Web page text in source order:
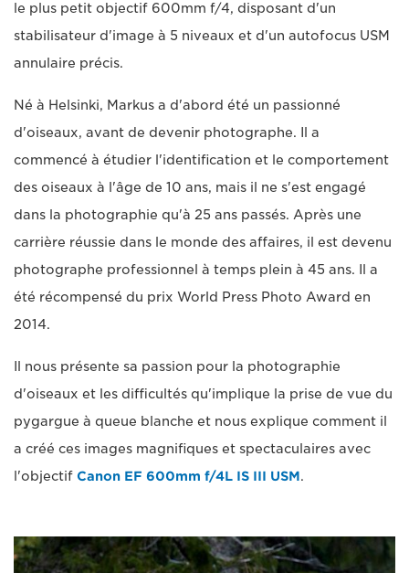
le plus petit objectif 600mm f/4, disposant d'un
stabilisateur d'image à 5 niveaux et d'un autofocus USM
annulaire précis.
Né à Helsinki, Markus a d'abord été un passionné
d'oiseaux, avant de devenir photographe. Il a
commencé à étudier l'identification et le comportement
des oiseaux à l'âge de 10 ans, mais il ne s'est engagé
dans la photographie qu'à 25 ans passés. Après une
carrière réussie dans le monde des affaires, il est devenu
photographe professionnel à temps plein à 45 ans. Il a
été récompensé du prix World Press Photo Award en
2014.
Il nous présente sa passion pour la photographie
d'oiseaux et les difficultés qu'implique la prise de vue du
pygargue à queue blanche et nous explique comment il
a créé ces images magnifiques et spectaculaires avec
l'objectif Canon EF 600mm f/4L IS III USM.